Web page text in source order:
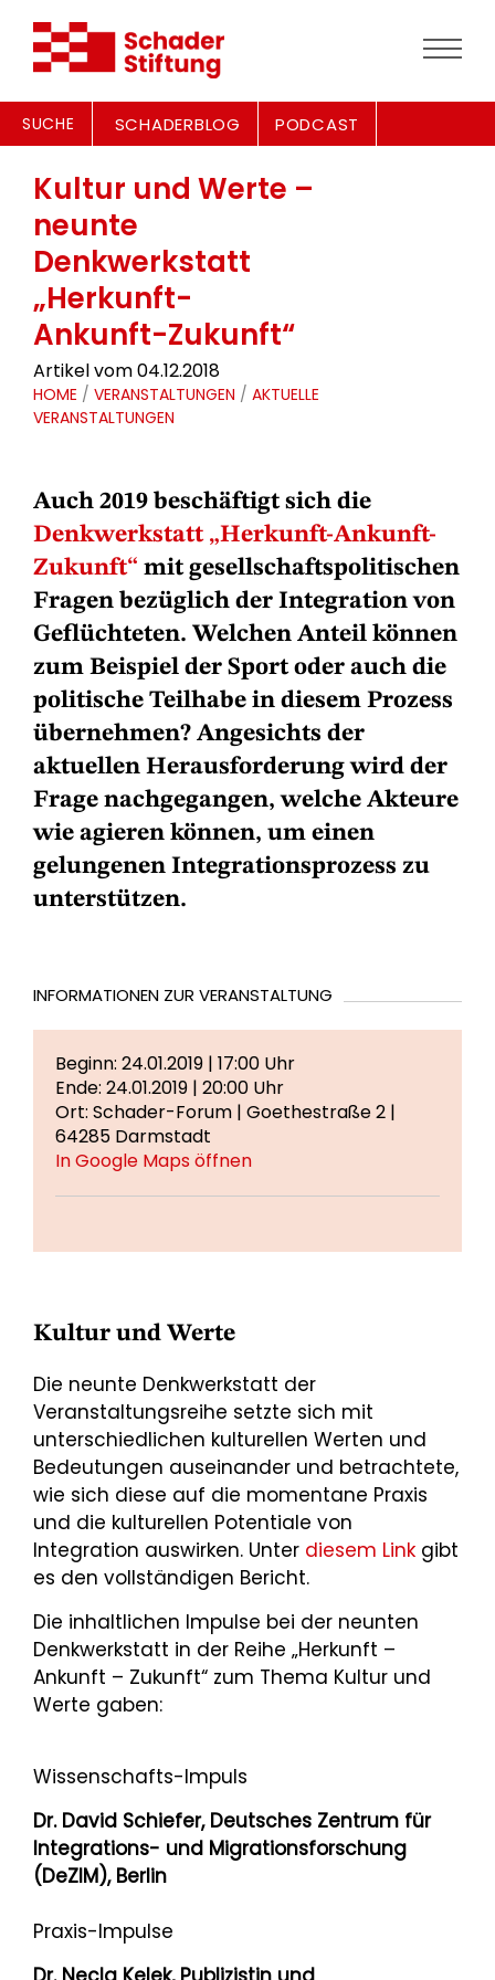
SUCHE SCHADERBLOG PODCAST
Kultur und Werte –
neunte
Denkwerkstatt
„Herkunft-
Ankunft-Zukunft“
Artikel vom 04.12.2018
HOME / VERANSTALTUNGEN / AKTUELLE
VERANSTALTUNGEN
Auch 2019 beschäftigt sich die
Denkwerkstatt „Herkunft-Ankunft-
Zukunft“ mit gesellschaftspolitischen
Fragen bezüglich der Integration von
Geflüchteten. Welchen Anteil können
zum Beispiel der Sport oder auch die
politische Teilhabe in diesem Prozess
übernehmen? Angesichts der
aktuellen Herausforderung wird der
Frage nachgegangen, welche Akteure
wie agieren können, um einen
gelungenen Integrationsprozess zu
unterstützen.
INFORMATIONEN ZUR VERANSTALTUNG
Beginn: 24.01.2019 | 17:00 Uhr
Ende: 24.01.2019 | 20:00 Uhr
Ort: Schader-Forum | Goethestraße 2 |
64285 Darmstadt
In Google Maps öffnen
Kultur und Werte
Die neunte Denkwerkstatt der
Veranstaltungsreihe setzte sich mit
unterschiedlichen kulturellen Werten und
Bedeutungen auseinander und betrachtete,
wie sich diese auf die momentane Praxis
und die kulturellen Potentiale von
Integration auswirken. Unter diesem Link gibt
es den vollständigen Bericht.
Die inhaltlichen Impulse bei der neunten
Denkwerkstatt in der Reihe „Herkunft –
Ankunft – Zukunft“ zum Thema Kultur und
Werte gaben:
Wissenschafts-Impuls
Dr. David Schiefer, Deutsches Zentrum für
Integrations- und Migrationsforschung
(DeZIM), Berlin
Praxis-Impulse